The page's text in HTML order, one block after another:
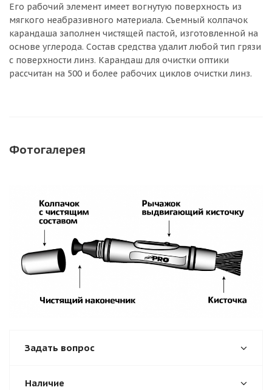
Его рабочий элемент имеет вогнутую поверхность из
мягкого неабразивного материала. Съемный колпачок
карандаша заполнен чистящей пастой, изготовленной на
основе углерода. Состав средства удалит любой тип грязи
с поверхности линз. Карандаш для очистки оптики
рассчитан на 500 и более рабочих циклов очистки линз.
Фотогалерея
Задать вопрос
Наличие